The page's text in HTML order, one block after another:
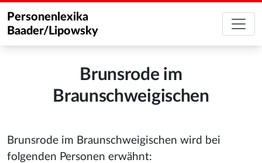
Personenlexika
Baader/Lipowsky
Brunsrode im
Braunschweigischen
Brunsrode im Braunschweigischen wird bei
folgenden Personen erwähnt: